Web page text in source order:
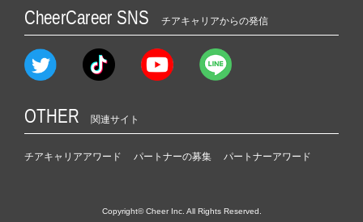
CheerCareer SNS チアキャリアからの発信
OTHER 関連サイト
チアキャリアアワード パートナーの募集 パートナーアワード
Copyright© Cheer Inc. All Rights Reserved.